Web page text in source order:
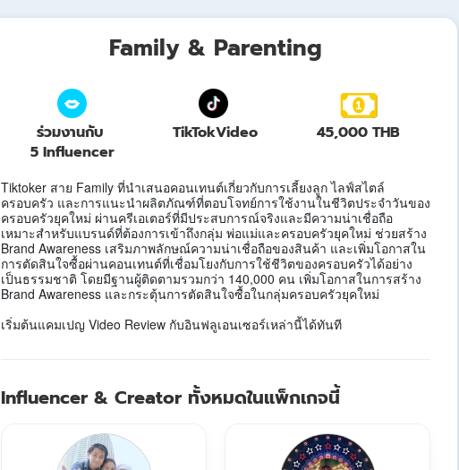
Family & Parenting
ร่วมงานกับ
5 Influencer
TikTokVideo 45,000 THB
Tiktoker สาย Family ที่นำเสนอคอนเทนต์เกี่ยวกับการเลี้ยงลูก ไลฟ์สไตล์
ครอบครัว และการแนะนำผลิตภัณฑ์ที่ตอบโจทย์การใช้งานในชีวิตประจำวันของ
ครอบครัวยุคใหม่ ผ่านครีเอเตอร์ที่มีประสบการณ์จริงและมีความน่าเชื่อถือ
เหมาะสำหรับแบรนด์ที่ต้องการเข้าถึงกลุ่ม พ่อแม่และครอบครัวยุคใหม่ ช่วยสร้าง
Brand Awareness เสริมภาพลักษณ์ความน่าเชื่อถือของสินค้า และเพิ่มโอกาสใน
การตัดสินใจซื้อผ่านคอนเทนต์ที่เชื่อมโยงกับการใช้ชีวิตของครอบครัวได้อย่าง
เป็นธรรมชาติ โดยมีฐานผู้ติดตามรวมกว่า 140,000 คน เพิ่มโอกาสในการสร้าง
Brand Awareness และกระตุ้นการตัดสินใจซื้อในกลุ่มครอบครัวยุคใหม่
เริ่มต้นแคมเปญ Video Review กับอินฟลูเอนเซอร์เหล่านี้ได้ทันที
Influencer & Creator ทั้งหมดในแพ็กเกจนี้